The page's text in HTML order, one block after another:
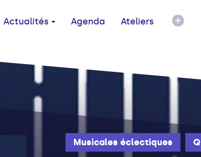
Actualités Agenda Ateliers
Musicales éclectiques